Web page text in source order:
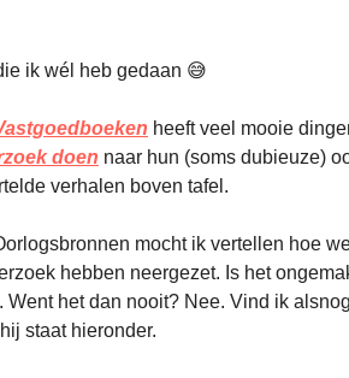
ik wél heb gedaan 😅
heeft veel mooie
doen naar hun (soms dubieuze)
verhalen boven tafel.
mocht ik vertellen hoe
hebben neergezet. Is het
Went het dan nooit? Nee. Vind ik
staat hieronder.